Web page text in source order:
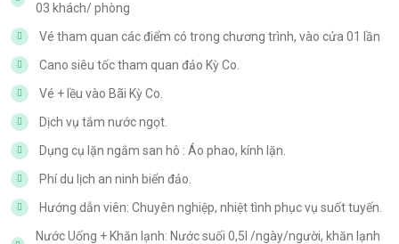
03 khách/ phòng
Vé tham quan các điểm có trong chương trình, vào cửa 01 lần
Cano siêu tốc tham quan đảo Kỳ Co.
Vé + lều vào Bãi Kỳ Co.
Dịch vụ tắm nước ngọt.
Dụng cụ lặn ngắm san hô : Áo phao, kính lặn.
Phí du lịch an ninh biển đảo.
Hướng dẫn viên: Chuyên nghiệp, nhiệt tình phục vụ suốt tuyến.
Nước Uống + Khăn lạnh: Nước suối 0,5l /ngày/người, khăn lạnh